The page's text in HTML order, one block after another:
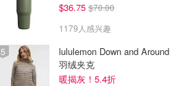
$36.75 $70.00
1179人感兴趣
lululemon Down and Around
羽绒夹克
暖揭灰！5.4折